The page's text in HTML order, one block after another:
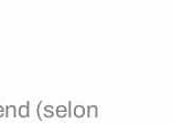
(selon